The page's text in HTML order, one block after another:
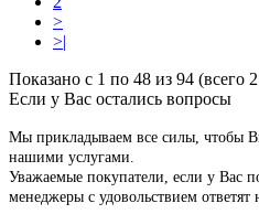
>
>|
Показано с 1 по 48 из 94 (всего
Если у Вас остались вопросы
Мы прикладываем все силы, чтобы
нашими услугами.
Уважаемые покупатели, если у Вас
менеджеры с удовольствием